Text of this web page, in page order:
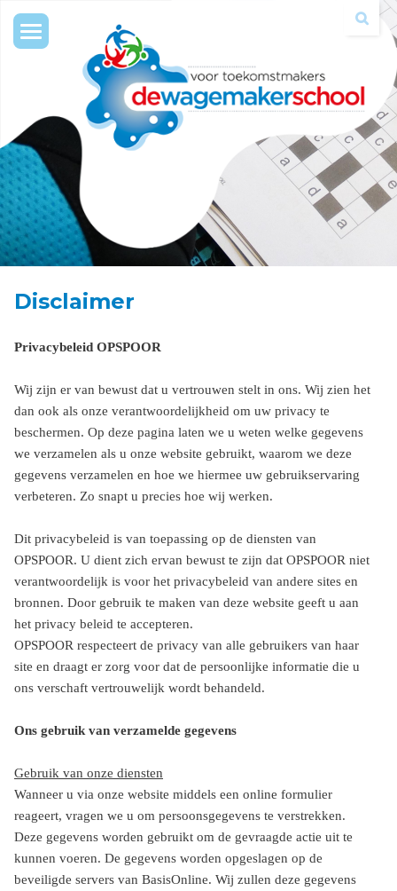
Toggle
navigation
Disclaimer
Privacybeleid OPSPOOR
Wij zijn er van bewust dat u vertrouwen stelt in ons. Wij zien het
dan ook als onze verantwoordelijkheid om uw privacy te
beschermen. Op deze pagina laten we u weten welke gegevens
we verzamelen als u onze website gebruikt, waarom we deze
gegevens verzamelen en hoe we hiermee uw gebruikservaring
verbeteren. Zo snapt u precies hoe wij werken.
Dit privacybeleid is van toepassing op de diensten van
OPSPOOR. U dient zich ervan bewust te zijn dat OPSPOOR niet
verantwoordelijk is voor het privacybeleid van andere sites en
bronnen. Door gebruik te maken van deze website geeft u aan
het privacy beleid te accepteren.
OPSPOOR respecteert de privacy van alle gebruikers van haar
site en draagt er zorg voor dat de persoonlijke informatie die u
ons verschaft vertrouwelijk wordt behandeld.
Ons gebruik van verzamelde gegevens
Gebruik van onze diensten
Wanneer u via onze website middels een online formulier
reageert, vragen we u om persoonsgegevens te verstrekken.
Deze gegevens worden gebruikt om de gevraagde actie uit te
kunnen voeren. De gegevens worden opgeslagen op de
beveiligde servers van BasisOnline. Wij zullen deze gegevens